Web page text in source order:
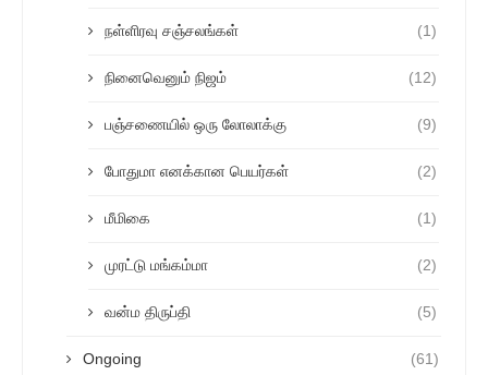
நள்ளிரவு சஞ்சலங்கள் (1)
நினைவெனும் நிஜம் (12)
பஞ்சணையில் ஒரு லோலாக்கு (9)
போதுமா எனக்கான பெயர்கள் (2)
மீமிகை (1)
முரட்டு மங்கம்மா (2)
வன்ம திருப்தி (5)
Ongoing (61)